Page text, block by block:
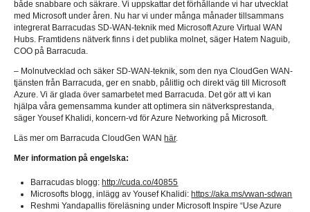
både snabbare och säkrare. Vi uppskattar det förhållande vi har utvecklat
med Microsoft under åren. Nu har vi under många månader tillsammans
integrerat Barracudas SD-WAN-teknik med Microsoft Azure Virtual WAN
Hubs. Framtidens nätverk finns i det publika molnet, säger Hatem Naguib,
COO på Barracuda.
– Molnutvecklad och säker SD-WAN-teknik, som den nya CloudGen WAN-
tjänsten från Barracuda, ger en snabb, pålitlig och direkt väg till Microsoft
Azure. Vi är glada över samarbetet med Barracuda. Det gör att vi kan
hjälpa våra gemensamma kunder att optimera sin nätverksprestanda,
säger Yousef Khalidi, koncern-vd för Azure Networking på Microsoft.
Läs mer om Barracuda CloudGen WAN här.
Mer information på engelska:
Barracudas blogg: http://cuda.co/40855
Microsofts blogg, inlägg av Yousef Khalidi: https://aka.ms/vwan-sdwan
Reshmi Yandapallis föreläsning under Microsoft Inspire “Use Azure